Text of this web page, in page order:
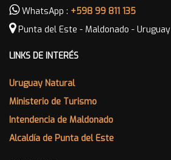
WhatsApp : +598 99 811 135
Punta del Este - Maldonado - Uruguay
LINKS DE INTERÉS
Uruguay Natural
Ministerio de Turismo
Intendencia de Maldonado
Alcaldía de Punta del Este